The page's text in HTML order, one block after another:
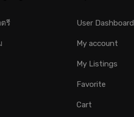
ตรี User Dashboard
My account
My Listings
Favorite
Cart